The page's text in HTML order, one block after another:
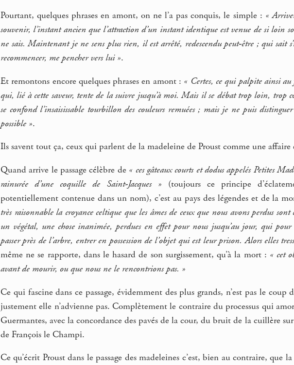
Pourtant, quelques phrases en amont, on ne l’a pas conquis, le simple : «
souvenir, l’instant ancien que l’attraction d’un instant identique est venue de si loin
ne sais. Maintenant je ne sens plus rien, il est arrêté, redescendu peut-être ; qui
recommencer, me pencher vers lui ».
Et remontons encore quelques phrases en amont : « Certes, ce qui palpite ainsi
qui, lié à cette saveur, tente de la suivre jusqu’à moi. Mais il se débat trop loin, trop
se confond l’insaisissable tourbillon des couleurs remuées ; mais je ne puis
possible ».
Ils savent tout ça, ceux qui parlent de la madeleine de Proust comme une affaire
Quand arrive le passage célèbre de « ces gâteaux courts et dodus appelés Petites
rainurée d’une coquille de Saint-Jacques » (toujours ce principe
potentiellement contenue dans un nom), c’est au pays des légendes et de la
très raisonnable la croyance celtique que les âmes de ceux que nous avons perdus
un végétal, une chose inanimée, perdues en effet pour nous jusqu’au jour, qui
passer près de l’arbre, entrer en possession de l’objet qui est leur prison. Alors elles
même ne se rapporte, dans le hasard de son surgissement, qu’à la mort : « cet
avant de mourir, ou que nous ne le rencontrions pas. »
Ce qui fascine dans ce passage, évidemment des plus grands, n’est pas le
justement elle n’advienne pas. Complètement le contraire du processus qui
Guermantes, avec la concordance des pavés de la cour, du bruit de la cuillère
de François le Champi.
Ce qu’écrit Proust dans le passage des madeleines c’est, bien au contraire, que